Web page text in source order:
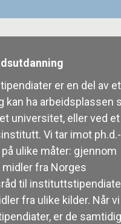
er en del av
kan ha arbeidsplassen
universitet, eller ved et
Vi tar imot ph.d.-
ulike måter: gjennom
fra Norges
til
fra ulike kilder. Når vi
er de samtidig